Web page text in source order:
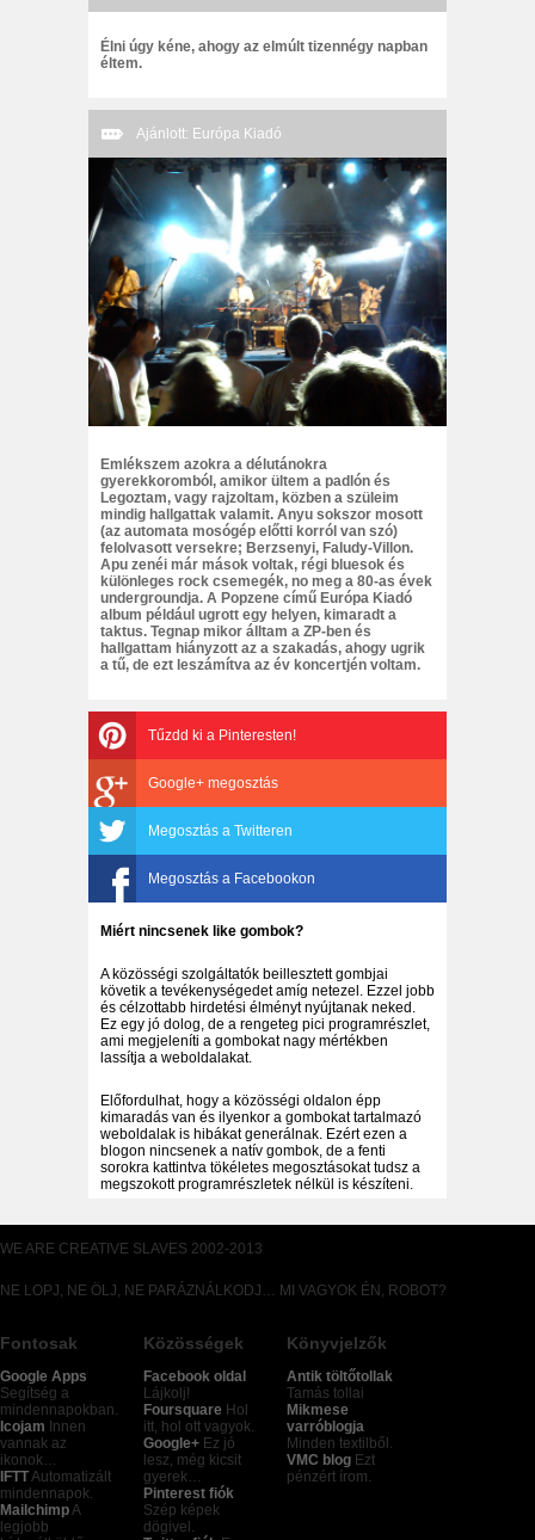
Élni úgy kéne, ahogy az elmúlt tizennégy napban
éltem.
Ajánlott: Európa Kiadó
Emlékszem azokra a délutánokra
gyerekkoromból, amikor ültem a padlón és
Legoztam, vagy rajzoltam, közben a szüleim
mindig hallgattak valamit. Anyu sokszor mosott
(az automata mosógép előtti korról van szó)
felolvasott versekre; Berzsenyi, Faludy-Villon.
Apu zenéi már mások voltak, régi bluesok és
különleges rock csemegék, no meg a 80-as évek
undergroundja. A Popzene című Európa Kiadó
album például ugrott egy helyen, kimaradt a
taktus. Tegnap mikor álltam a ZP-ben és
hallgattam hiányzott az a szakadás, ahogy ugrik
a tű, de ezt leszámítva az év koncertjén voltam.
Tűzdd ki a Pinteresten!
Google+ megosztás
Megosztás a Twitteren
Megosztás a Facebookon
Miért nincsenek like gombok?
A közösségi szolgáltatók beillesztett gombjai
követik a tevékenységedet amíg netezel. Ezzel jobb
és célzottabb hirdetési élményt nyújtanak neked.
Ez egy jó dolog, de a rengeteg pici programrészlet,
ami megjeleníti a gombokat nagy mértékben
lassítja a weboldalakat.
Előfordulhat, hogy a közösségi oldalon épp
kimaradás van és ilyenkor a gombokat tartalmazó
weboldalak is hibákat generálnak. Ezért ezen a
blogon nincsenek a natív gombok, de a fenti
sorokra kattintva tökéletes megosztásokat tudsz a
megszokott programrészletek nélkül is készíteni.
WE ARE CREATIVE SLAVES 2002-2013
NE LOPJ, NE ÖLJ, NE PARÁZNÁLKODJ… MI VAGYOK ÉN, ROBOT?
Fontosak
Google Apps
Segítség a
mindennapokban.
Icojam Innen
vannak az
ikonok…
IFTTAutomatizált
mindennapok.
MailchimpA
legjobb
Közösségek
Facebook oldal
Lájkolj!
Foursquare Hol
itt, hol ott vagyok.
Google+ Ez jó
lesz, még kicsit
gyerek…
Pinterest fiók
Szép képek
dögivel.
Könyvjelzők
Antik töltőtollak
Tamás tollai
Mikmese
varróblogja
Minden textilből.
VMC blog Ezt
pénzért írom.